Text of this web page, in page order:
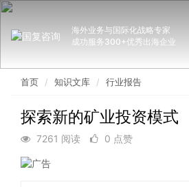
海外业务与国际化战略专家
成功服务300+优秀出海企业
首页 知识文库 行业报告
探索新的矿业投资模式
7261 阅读 0 点赞